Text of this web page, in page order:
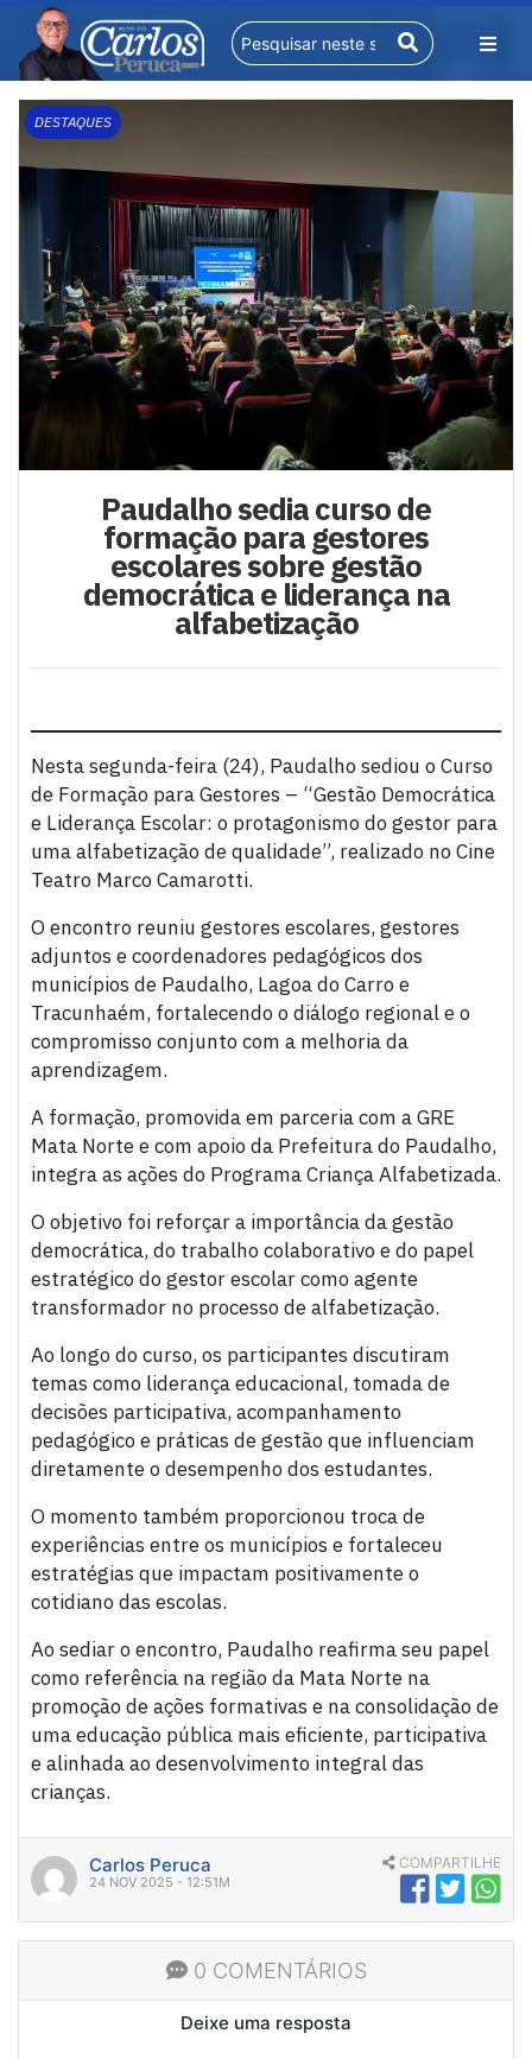
DESTAQUES
Paudalho sedia curso de
formação para gestores
escolares sobre gestão
democrática e liderança na
alfabetização
Nesta segunda-feira (24), Paudalho sediou o Curso
de Formação para Gestores – “Gestão Democrática
e Liderança Escolar: o protagonismo do gestor para
uma alfabetização de qualidade”, realizado no Cine
Teatro Marco Camarotti.
O encontro reuniu gestores escolares, gestores
adjuntos e coordenadores pedagógicos dos
municípios de Paudalho, Lagoa do Carro e
Tracunhaém, fortalecendo o diálogo regional e o
compromisso conjunto com a melhoria da
aprendizagem.
A formação, promovida em parceria com a GRE
Mata Norte e com apoio da Prefeitura do Paudalho,
integra as ações do Programa Criança Alfabetizada.
O objetivo foi reforçar a importância da gestão
democrática, do trabalho colaborativo e do papel
estratégico do gestor escolar como agente
transformador no processo de alfabetização.
Ao longo do curso, os participantes discutiram
temas como liderança educacional, tomada de
decisões participativa, acompanhamento
pedagógico e práticas de gestão que influenciam
diretamente o desempenho dos estudantes.
O momento também proporcionou troca de
experiências entre os municípios e fortaleceu
estratégias que impactam positivamente o
cotidiano das escolas.
Ao sediar o encontro, Paudalho reafirma seu papel
como referência na região da Mata Norte na
promoção de ações formativas e na consolidação de
uma educação pública mais eficiente, participativa
e alinhada ao desenvolvimento integral das
crianças.
Carlos Peruca
24 NOV 2025 - 12:51M
COMPARTILHE
0 COMENTÁRIOS
Deixe uma resposta